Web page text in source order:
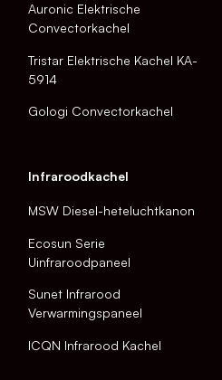
Auronic Elektrische
Convectorkachel
Tristar Elektrische Kachel KA-
5914
Gologi Convectorkachel
Infraroodkachel
MSW Diesel-heteluchtkanon
Ecosun Serie
Uinfraroodpaneel
Sunet Infrarood
Verwarmingspaneel
ICQN Infrarood Kachel